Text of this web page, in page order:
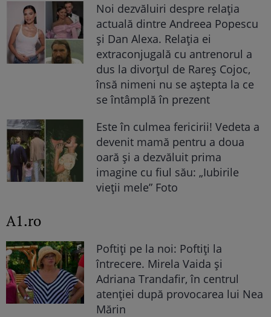
Noi dezvăluiri despre relația
actuală dintre Andreea Popescu
și Dan Alexa. Relația ei
extraconjugală cu antrenorul a
dus la divorțul de Rareș Cojoc,
însă nimeni nu se aștepta la ce
se întâmplă în prezent
Este în culmea fericirii! Vedeta a
devenit mamă pentru a doua
oară și a dezvăluit prima
imagine cu fiul său: „Iubirile
vieții mele” Foto
A1.ro
Poftiți pe la noi: Poftiți la
întrecere. Mirela Vaida și
Adriana Trandafir, în centrul
atenției după provocarea lui Nea
Mărin